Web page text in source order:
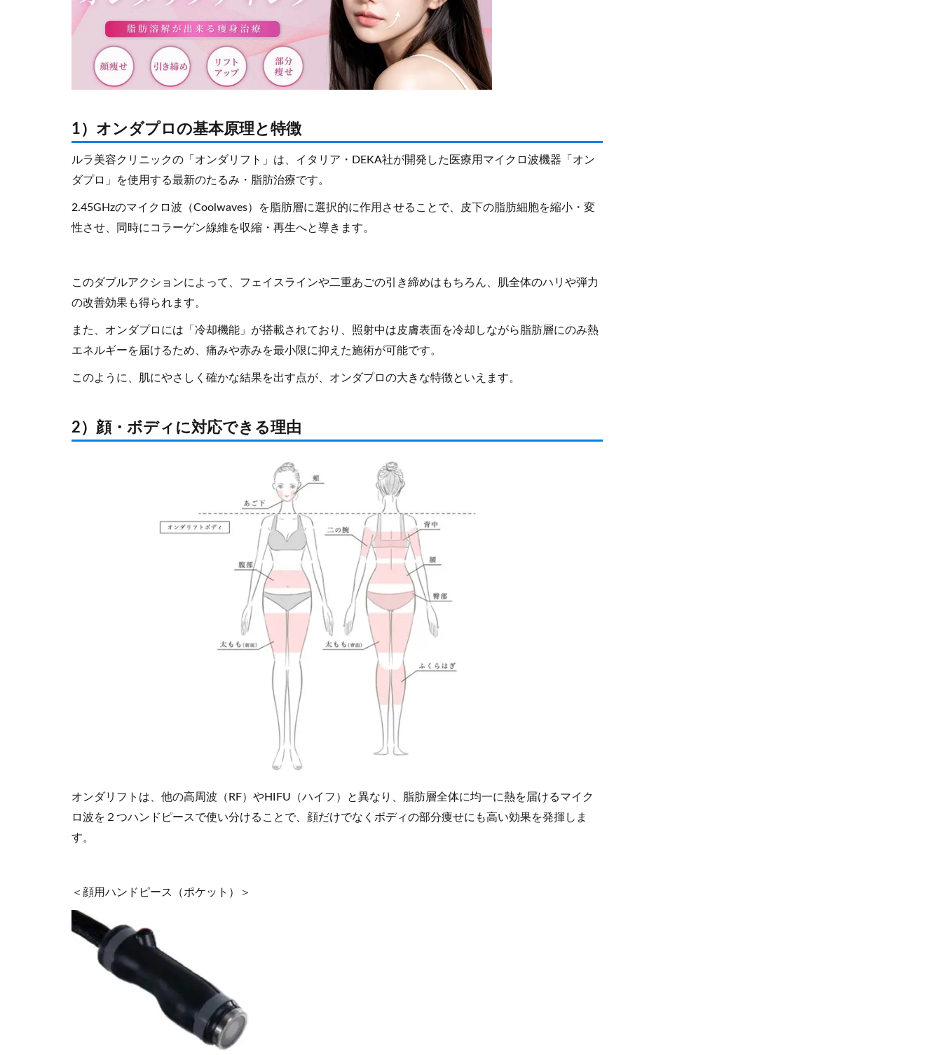
1）オンダプロの基本原理と特徴
ルラ美容クリニックの「オンダリフト」は、イタリア・DEKA社が開発した医療用マイクロ波機器「オン
ダプロ」を使用する最新のたるみ・脂肪治療です。
2.45GHzのマイクロ波（Coolwaves）を脂肪層に選択的に作用させることで、皮下の脂肪細胞を縮小・変
性させ、同時にコラーゲン線維を収縮・再生へと導きます。
このダブルアクションによって、フェイスラインや二重あごの引き締めはもちろん、肌全体のハリや弾力
の改善効果も得られます。
また、オンダプロには「冷却機能」が搭載されており、照射中は皮膚表面を冷却しながら脂肪層にのみ熱
エネルギーを届けるため、痛みや赤みを最小限に抑えた施術が可能です。
このように、肌にやさしく確かな結果を出す点が、オンダプロの大きな特徴といえます。
2）顔・ボディに対応できる理由
オンダリフトは、他の高周波（RF）やHIFU（ハイフ）と異なり、脂肪層全体に均一に熱を届けるマイク
ロ波を２つハンドピースで使い分けることで、顔だけでなくボディの部分痩せにも高い効果を発揮しま
す。
＜顔用ハンドピース（ポケット）＞